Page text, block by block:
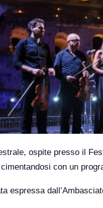
ospite presso il
con un
espressa